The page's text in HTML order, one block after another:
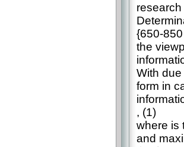
{650-
the
With
form in
, (1)
where is
and